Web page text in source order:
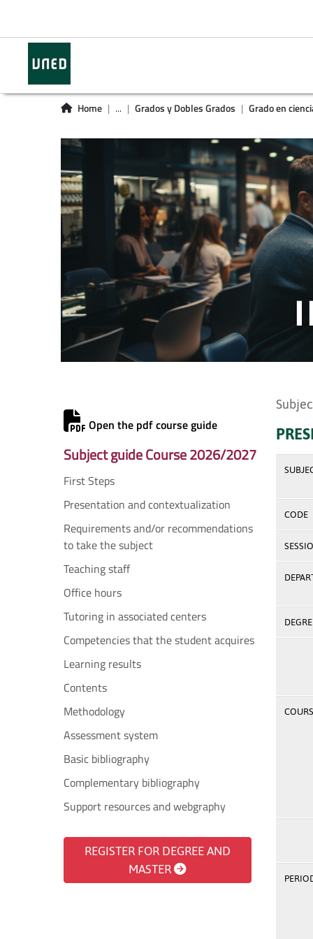
Home ... Grados y Dobles Grados Grado en
Open the pdf course guide
Subject guide Course 2026/2027
First Steps
Presentation and contextualization
Requirements and/or recommendations
to take the subject
Teaching staff
Office hours
Tutoring in associated centers
Competencies that the student acquires
Learning results
Contents
Methodology
Assessment system
Basic bibliography
Complementary bibliography
Support resources and webgraphy
REGISTER FOR DEGREE AND
MASTER
CODE